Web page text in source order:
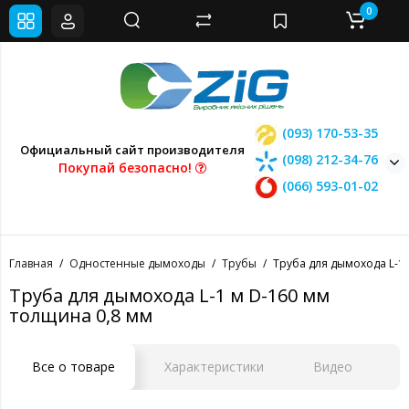
Официальный сайт производителя
Покупай безопасно!
(093) 170-53-35
(098) 212-34-76
(066) 593-01-02
0
Главная Одностенные дымоходы Трубы Труба для дымохода L-
Труба для дымохода L-1 м D-160 мм
толщина 0,8 мм
Все о товаре Характеристики Видео